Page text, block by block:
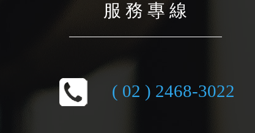
服 務 專 線
( 02 ) 2468-3022